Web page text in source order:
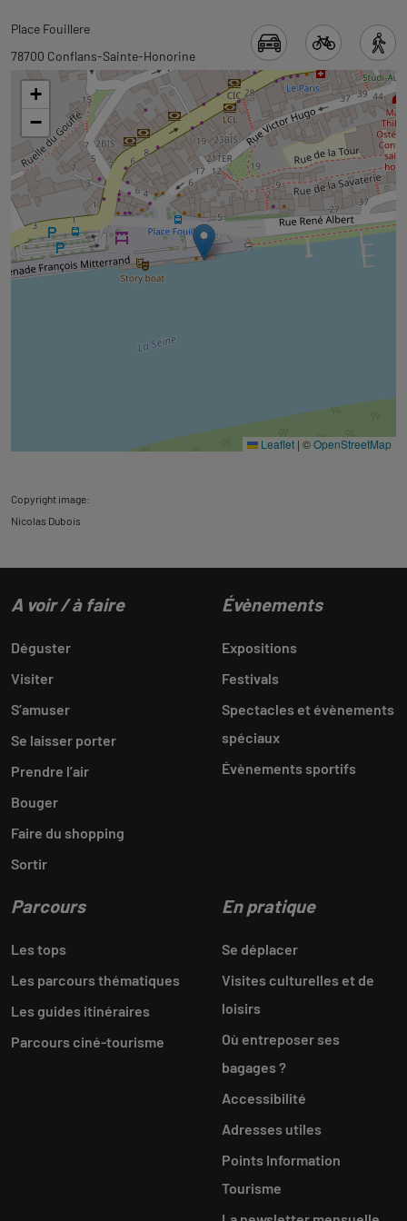
Revenir
à
l'onglet
carte
Place Fouillere
78700 Conflans-Sainte-Honorine
+
−
Leaflet | ©OpenStreetMap
Copyright image:
Nicolas Dubois
A voir / à faire
Déguster
Visiter
S’amuser
Se laisser porter
Prendre l’air
Bouger
Faire du shopping
Sortir
Évènements
Expositions
Festivals
Spectacles et évènements
spéciaux
Évènements sportifs
Parcours
Les tops
Les parcours thématiques
Les guides itinéraires
Parcours ciné-tourisme
En pratique
Se déplacer
Visites culturelles et de
loisirs
Où entreposer ses
bagages ?
Accessibilité
Adresses utiles
Points Information
Tourisme